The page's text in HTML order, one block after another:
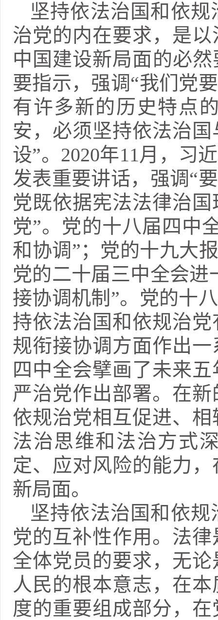
坚持依法治国和依
治党的内在要求，是
中国建设新局面的必
要指示，强调“我们党
有许多新的历史特点
安，必须坚持依法治
设”。2020年11月，习
发表重要讲话，强调“
党既依据宪法法律治
党”。党的十八届四中
和协调”；党的十九大
党的二十届三中全会进
接协调机制”。党的十
持依法治国和依规治
规衔接协调方面作出
四中全会擘画了未来
严治党作出部署。在
依规治党相互促进、
法治思维和法治方式
定、应对风险的能力
新局面。
坚持依法治国和依
党的互补性作用。法
全体党员的要求，无
人民的根本意志，在
度的重要组成部分，